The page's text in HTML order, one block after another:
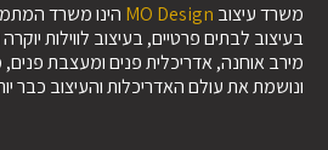
משרד עיצוב MO Design הינו משרד
בעיצוב לבתים פרטיים, בעיצוב לווילות
מירב אוחנה, אדריכלית פנים ומעצבת
ונושמת את עולם האדריכלות והעיצוב כבר יותר מ